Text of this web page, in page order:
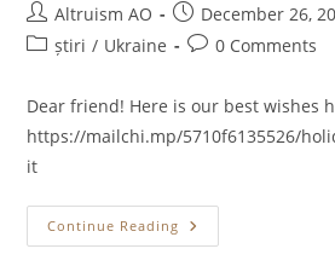
Post
author:
Altruism AO
Post
published:
December 26,
Postștiri / Ukraine
Post0 Comments
Dear friend! Here is our best wishes
https://mailchi.mp/5710f6135526/
it
Continue Reading Best
Wishes